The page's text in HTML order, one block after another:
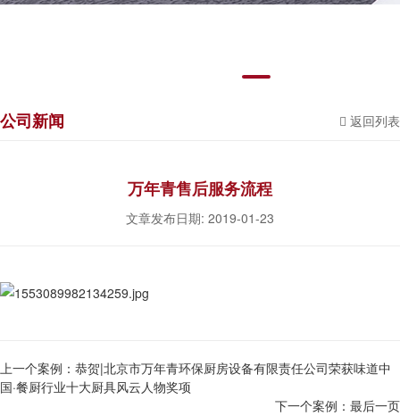
公司新闻 返回列表
万年青售后服务流程
文章发布日期: 2019-01-23
上一个案例： 恭贺|北京市万年青环保厨房设备有限责任公司荣获味道中
国·餐厨行业十大厨具风云人物奖项
下一个案例： 最后一页